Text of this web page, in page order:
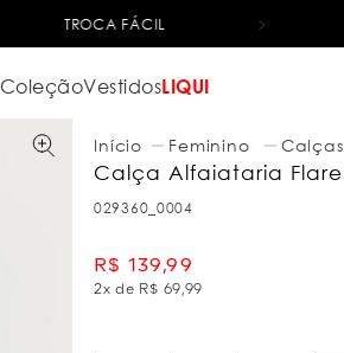
ColeçãoVestidosLIQUI
Feminino Calças
Calça Alfaiataria
029360_0004
R$ 139,99
2x de R$ 69,99